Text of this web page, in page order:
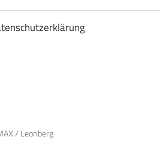
/ Leonberg